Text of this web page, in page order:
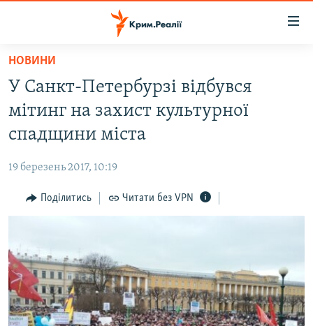
Перейти
основного
матеріалу
до
основної
навігації
Перейти
до
БЛОГИ
ПОГЛЯД
ВСЕ ЗА ДЕНЬ
СПЕЦПРОЕКТИ
ДЕПОРТАЦІЯ
ЯК ОБІЙТИ БЛОКУВАННЯ
НОВИНИ
У Санкт-Петербурзі відбувся
мітинг на захист культурної
спадщини міста
19 березень 2017, 10:19
Поділитись Читати без VPN